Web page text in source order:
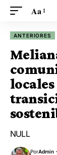
Aa
ANTERIORES
NULL
PorAdmin